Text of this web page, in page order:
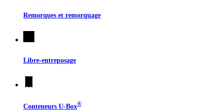
Remorques et remorquage
Libre-entreposage
Conteneurs U-Box®